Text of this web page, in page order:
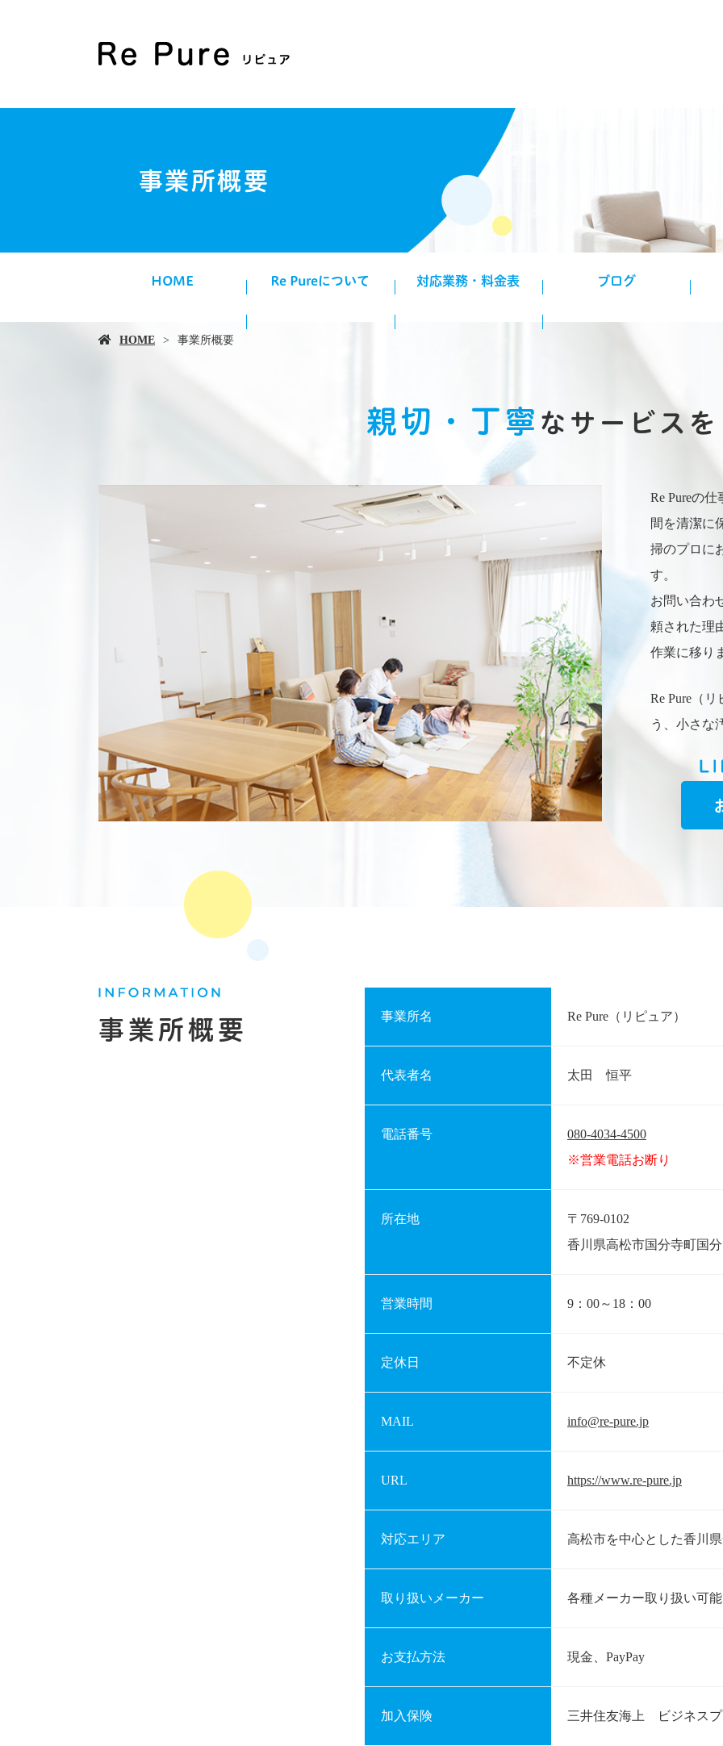
事業所概要
HOME Re Pureについて 対応業務・料金表 ブログ
HOME 事業所概要
親切・丁寧 なサービスを
Re Pureの
間を清潔に
掃のプロに
す。
お問い合わ
頼された理
作業に移り
Re Pure（
う、小さな
事業所概要
事業所名 Re Pure（リピュア）
代表者名 太田 恒平
電話番号
080-4034-4500
※営業電話お断り
所在地
〒769-0102
香川県高松市国分寺町国分
営業時間 9：00～18：00
定休日 不定休
MAIL info@re-pure.jp
URL https://www.re-pure.jp​
対応エリア 高松市を中心とした香川
取り扱いメーカー 各種メーカー取り扱い可能
お支払方法 現金、PayPay
加入保険 三井住友海上 ビジネスプ